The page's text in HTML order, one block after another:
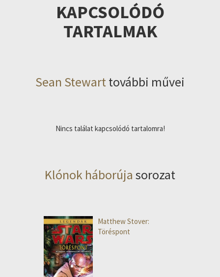
KAPCSOLÓDÓ
TARTALMAK
Sean Stewarttovábbi művei
Nincs találat kapcsolódó tartalomra!
Klónok háborúja sorozat
Matthew Stover:
Töréspont